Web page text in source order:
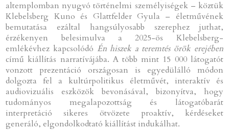
altemplomban nyugvó történelmi személyiségek – köztük
Klebelsberg Kuno és Glattfelder Gyula – életművének
bemutatása ezáltal hangsúlyosabb szerephez juthat,
érzékenyen belesimulva a 2025-ös Klebelsberg-
emlékévhez kapcsolódó Én hiszek a teremtés örök erejében
című kiállítás narratívájába. A több mint 15 000 látogatót
vonzott prezentáció országosan is egyedülálló módon
dolgozta fel a kultúrpolitikus életművét, interaktív és
audiovizuális eszközök bevonásával, bizonyítva, hogy
tudományos megalapozottság és látogatóbarát
interpretáció sikeres ötvözete proaktív, kérdéseket
generáló, elgondolkodtató kiállítást indukálhat.